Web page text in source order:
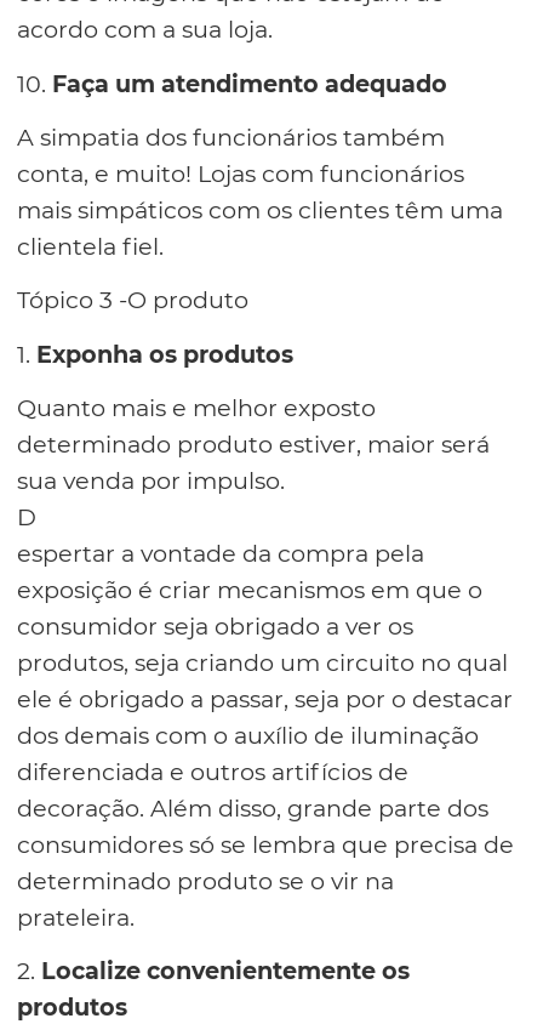
acordo com a sua loja.
10. Faça um atendimento adequado
A simpatia dos funcionários também
conta, e muito! Lojas com funcionários
mais simpáticos com os clientes têm uma
clientela fiel.
Tópico 3 -O produto
1. Exponha os produtos
Quanto mais e melhor exposto
determinado produto estiver, maior será
sua venda por impulso.
D
espertar a vontade da compra pela
exposição é criar mecanismos em que o
consumidor seja obrigado a ver os
produtos, seja criando um circuito no qual
ele é obrigado a passar, seja por o destacar
dos demais com o auxílio de iluminação
diferenciada e outros artifícios de
decoração. Além disso, grande parte dos
consumidores só se lembra que precisa de
determinado produto se o vir na
prateleira.
2. Localize convenientemente os
produtos